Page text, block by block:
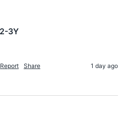
3Y
Report Share 1 day ago